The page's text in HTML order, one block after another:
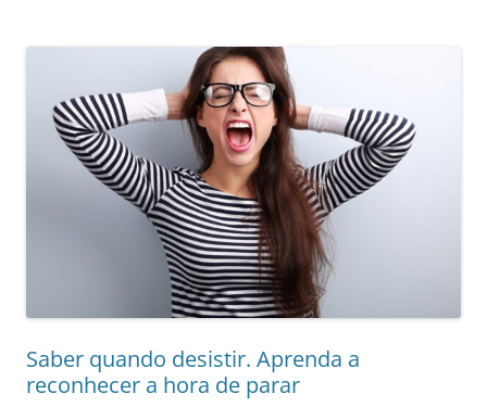
Saber quando desistir. Aprenda a
reconhecer a hora de parar